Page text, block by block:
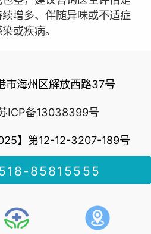
增多、伴随异味或不适症
或疾病。
市海州区解放西路37号
ICP备13038399号
】第12-12-3207-189号
85815555